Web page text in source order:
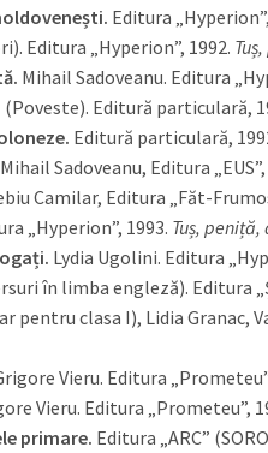
Editura
Editura „Hyperion”, 1992.
Mihail Sadoveanu. Editura
(Poveste). Editură particulară,
Editură particulară,
Mihail Sadoveanu, Editura
Camilar, Editura „Făt-
„Hyperion”, 1993. Tuș, peniță,
Lydia Ugolini. Editura
în limba engleză). Editura
pentru clasa I), Lidia Granac,
Vieru. Editura
Vieru. Editura „Prometeu”,
primare. Editura „ARC”